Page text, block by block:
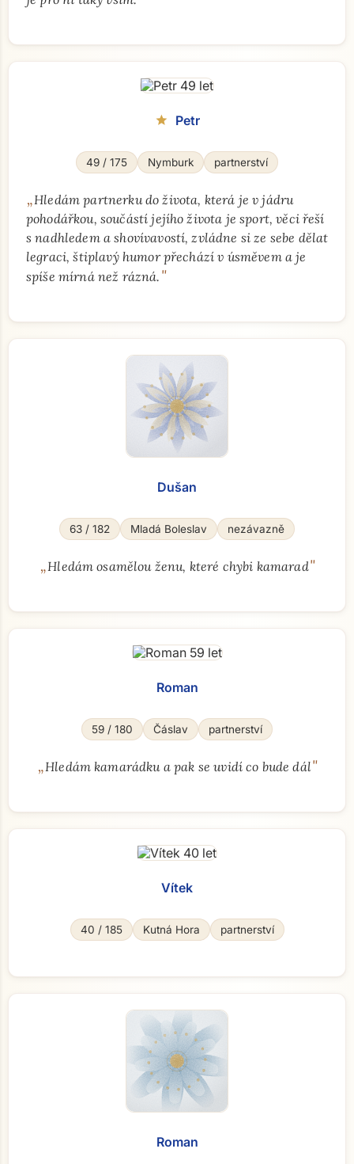
star Petr
49 / 175 Nymburk partnerství
„Hledám partnerku do života, která je v jádru
pohodářkou, součástí jejího života je sport, věci řeší
s nadhledem a shovívavostí, zvládne si ze sebe dělat
legraci, štiplavý humor přechází v úsměvem a je
spíše mírná než rázná. "
Dušan
63 / 182 Mladá Boleslav nezávazně
„Hledám osamělou ženu, které chybi kamarad"
Roman
59 / 180 Čáslav partnerství
„Hledám kamarádku a pak se uvidí co bude dál"
Vítek
40 / 185 Kutná Hora partnerství
Roman